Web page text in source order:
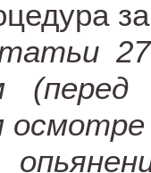
27